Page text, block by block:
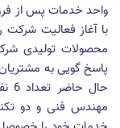
با آغاز فعالیت شرکت
محصولات تولیدی
پاسخ گویی به
مهندس فنی و دو